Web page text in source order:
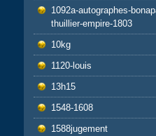
1092a-autographes-
thuillier-empire-1803
10kg
1120-louis
13h15
1548-1608
1588jugement